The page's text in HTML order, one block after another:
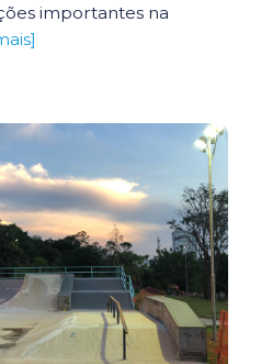
importantes na